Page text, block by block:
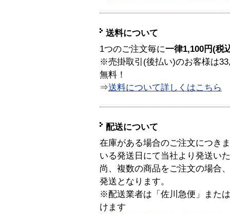
送料について
1つのご注文毎に一律1,100円(税
※売掛取引(後払い)のお客様は
無料！
⇒送料について詳しくはこちら
配送について
在庫がある場合のご注文につき
いる発送日にて当社より発送い
尚、複数の商品をご注文の場合
発送となります。
※配送業者は「佐川急便」また
けます